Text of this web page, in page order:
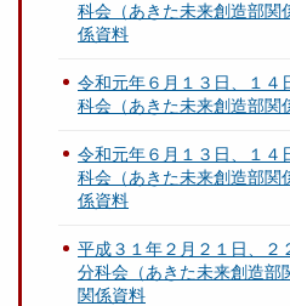
科会（あきた未来創造部関
係資料
令和元年６月１３日、１
科会（あきた未来創造部関
令和元年６月１３日、１
科会（あきた未来創造部関
係資料
平成３１年２月２１日、
分科会（あきた未来創造部
関係資料